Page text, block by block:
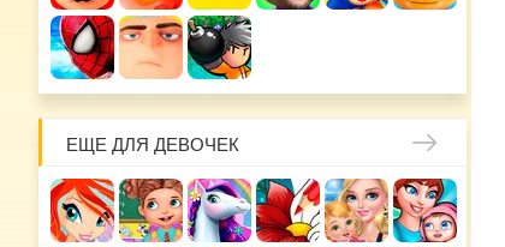
ЕЩЕ ДЛЯ ДЕВОЧЕК